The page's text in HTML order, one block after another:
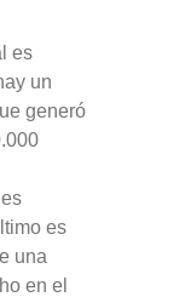
es
un
generó
es
una
en el